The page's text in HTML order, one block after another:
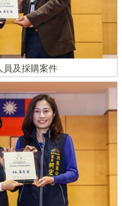
員及採購案件